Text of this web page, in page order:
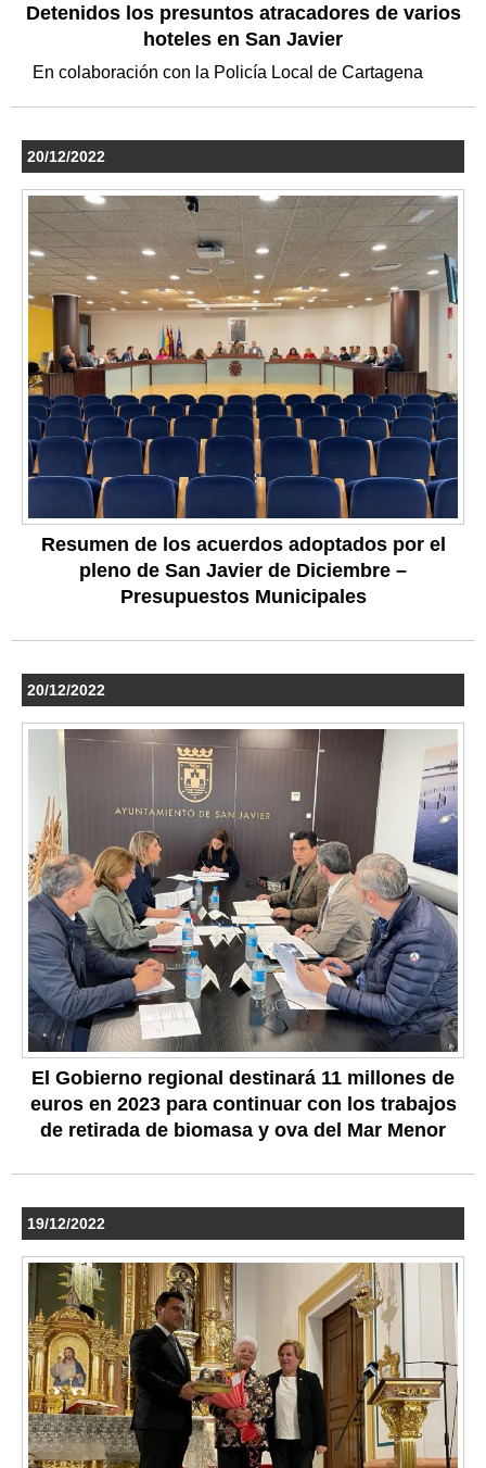
Detenidos los presuntos atracadores de varios
hoteles en San Javier
En colaboración con la Policía Local de Cartagena
20/12/2022
Resumen de los acuerdos adoptados por el
pleno de San Javier de Diciembre –
Presupuestos Municipales
20/12/2022
El Gobierno regional destinará 11 millones de
euros en 2023 para continuar con los trabajos
de retirada de biomasa y ova del Mar Menor
19/12/2022